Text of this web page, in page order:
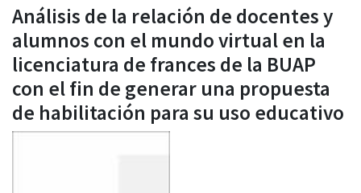
Análisis de la relación de docentes y
alumnos con el mundo virtual en la
licenciatura de frances de la BUAP
con el fin de generar una propuesta
de habilitación para su uso educativo